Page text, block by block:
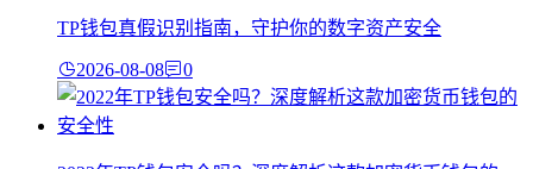
TP钱包真假识别指南，守护你的数字资产安全
2026-08-08 0